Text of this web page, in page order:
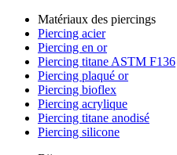
Matériaux des piercings
Piercing acier
Piercing en or
Piercing titane ASTM F136
Piercing plaqué or
Piercing bioflex
Piercing acrylique
Piercing titane anodisé
Piercing silicone